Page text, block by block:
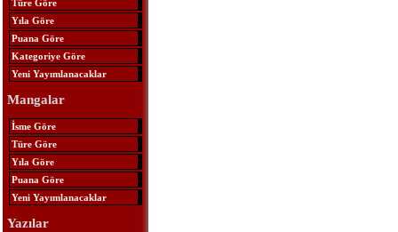
Türe Göre
Yıla Göre
Puana Göre
Kategoriye Göre
Yeni Yayımlanacaklar
Mangalar
İsme Göre
Türe Göre
Yıla Göre
Puana Göre
Yeni Yayımlanacaklar
Yazılar